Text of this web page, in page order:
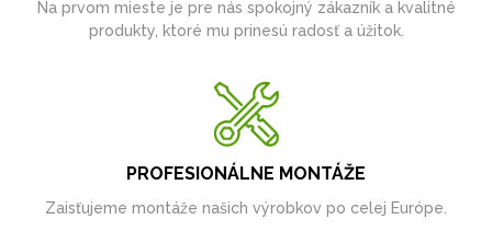
Na prvom mieste je pre nás spokojný zákazník a kvalitné
produkty, ktoré mu prinesú radosť a úžitok.
PROFESIONÁLNE MONTÁŽE
Zaisťujeme montáže našich výrobkov po celej Európe.